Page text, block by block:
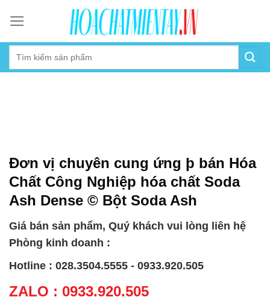
content
Đơn vị chuyên cung ứng þ bán Hóa
Chất Công Nghiệp hóa chất Soda
Ash Dense © Bột Soda Ash
Giá bán sản phẩm, Quý khách vui lòng liên hệ
Phòng kinh doanh :
Hotline : 028.3504.5555 - 0933.920.505
ZALO : 0933.920.505